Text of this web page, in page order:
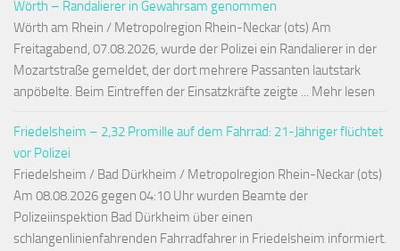
Wörth – Randalierer in Gewahrsam genommen
Wörth am Rhein / Metropolregion Rhein-Neckar (ots) Am
Freitagabend, 07.08.2026, wurde der Polizei ein Randalierer in der
Mozartstraße gemeldet, der dort mehrere Passanten lautstark
anpöbelte. Beim Eintreffen der Einsatzkräfte zeigte ... Mehr lesen
Friedelsheim – 2,32 Promille auf dem Fahrrad: 21-Jähriger flüchtet
vor Polizei
Friedelsheim / Bad Dürkheim / Metropolregion Rhein-Neckar (ots)
Am 08.08.2026 gegen 04:10 Uhr wurden Beamte der
Polizeiinspektion Bad Dürkheim über einen
schlangenlinienfahrenden Fahrradfahrer in Friedelsheim informiert.